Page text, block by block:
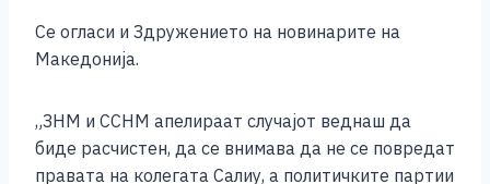
Се огласи и Здружението на новинарите на
Македонија.
„ЗНМ и ССНМ апелираат случајот веднаш да
биде расчистен, да се внимава да не се повредат
правата на колегата Салиу, а политичките партии